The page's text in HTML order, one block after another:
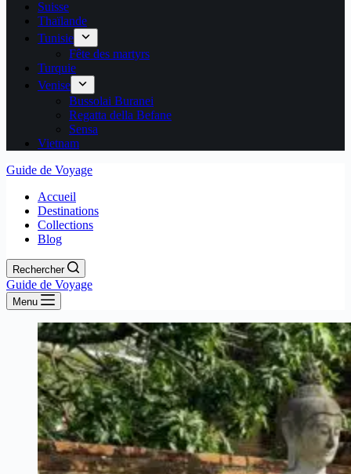
Suisse
Thaïlande
Tunisie
Fête des martyrs
Turquie
Venise
Bussolai Buranei
Regatta della Befane
Sensa
Vietnam
Guide de Voyage
Accueil
Destinations
Collections
Blog
Rechercher
Guide de Voyage
Menu